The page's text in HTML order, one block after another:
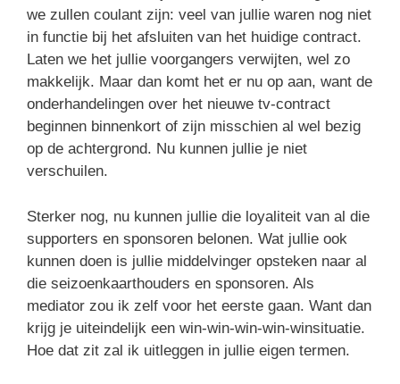
we zullen coulant zijn: veel van jullie waren nog niet
in functie bij het afsluiten van het huidige contract.
Laten we het jullie voorgangers verwijten, wel zo
makkelijk. Maar dan komt het er nu op aan, want de
onderhandelingen over het nieuwe tv-contract
beginnen binnenkort of zijn misschien al wel bezig
op de achtergrond. Nu kunnen jullie je niet
verschuilen.
Sterker nog, nu kunnen jullie die loyaliteit van al die
supporters en sponsoren belonen. Wat jullie ook
kunnen doen is jullie middelvinger opsteken naar al
die seizoenkaarthouders en sponsoren. Als
mediator zou ik zelf voor het eerste gaan. Want dan
krijg je uiteindelijk een win-win-win-win-winsituatie.
Hoe dat zit zal ik uitleggen in jullie eigen termen.